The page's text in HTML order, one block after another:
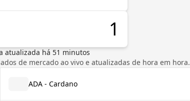
atualizada há 51 minutos
de mercado ao vivo e atualizadas de hora em hora.
ADA - Cardano